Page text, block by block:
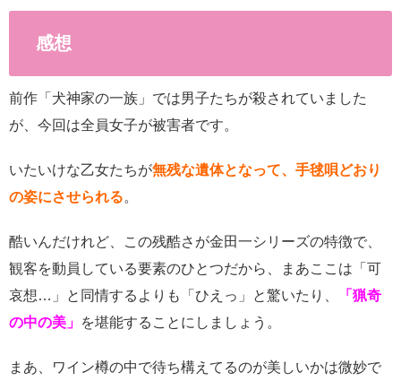
感想
前作「犬神家の一族」では男子たちが殺されていました
が、今回は全員女子が被害者です。
いたいけな乙女たちが無残な遺体となって、手毬唄どおり
の姿にさせられる。
酷いんだけれど、この残酷さが金田一シリーズの特徴で、
観客を動員している要素のひとつだから、まあここは「可
哀想…」と同情するよりも「ひえっ」と驚いたり、
「猟奇
の中の美」 を堪能することにしましょう。
まあ、ワイン樽の中で待ち構えてるのが美しいかは微妙で